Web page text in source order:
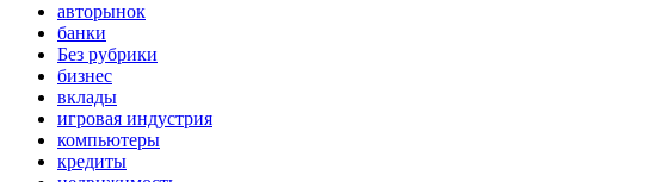
авторынок
банки
Без рубрики
бизнес
вклады
игровая индустрия
компьютеры
кредиты